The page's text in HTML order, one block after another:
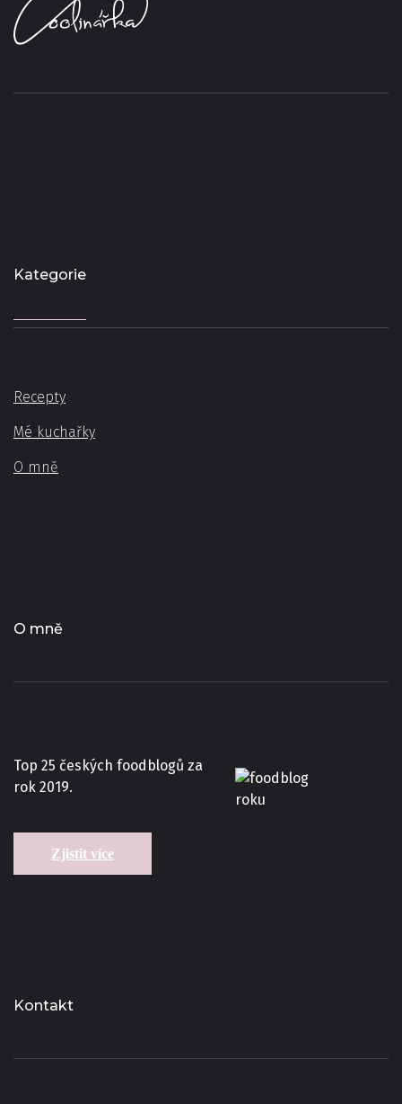
Kategorie
Recepty
Mé kuchařky
O mně
O mně
Top 25 českých foodblogů za
rok 2019.
Zjistit více
Kontakt